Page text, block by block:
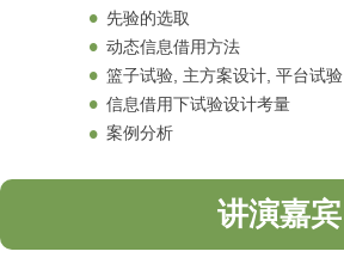
先验的选取
动态信息借用方法
篮子试验, 主方案设计, 平台试验
信息借用下试验设计考量
案例分析
讲演嘉宾